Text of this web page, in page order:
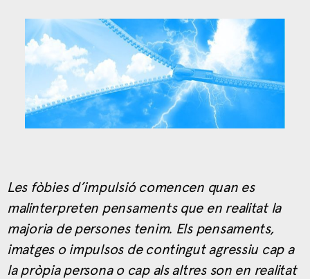
Les fòbies d’impulsió comencen quan es
malinterpreten pensaments que en realitat la
majoria de persones tenim. Els pensaments,
imatges o impulsos de contingut agressiu cap a
la pròpia persona o cap als altres son en realitat